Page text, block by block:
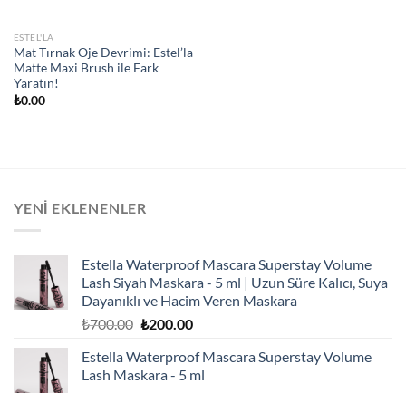
ESTEL'LA
Mat Tırnak Oje Devrimi: Estel’la
Matte Maxi Brush ile Fark
Yaratın!
₺0.00
YENI EKLENENLER
Estella Waterproof Mascara Superstay Volume
Lash Siyah Maskara - 5 ml | Uzun Süre Kalıcı, Suya
Dayanıklı ve Hacim Veren Maskara
₺700.00 Orijinal
₺700.00.
₺200.00Şu
fiyat:
₺200.00.
Estella Waterproof Mascara Superstay Volume
Lash Maskara - 5 ml